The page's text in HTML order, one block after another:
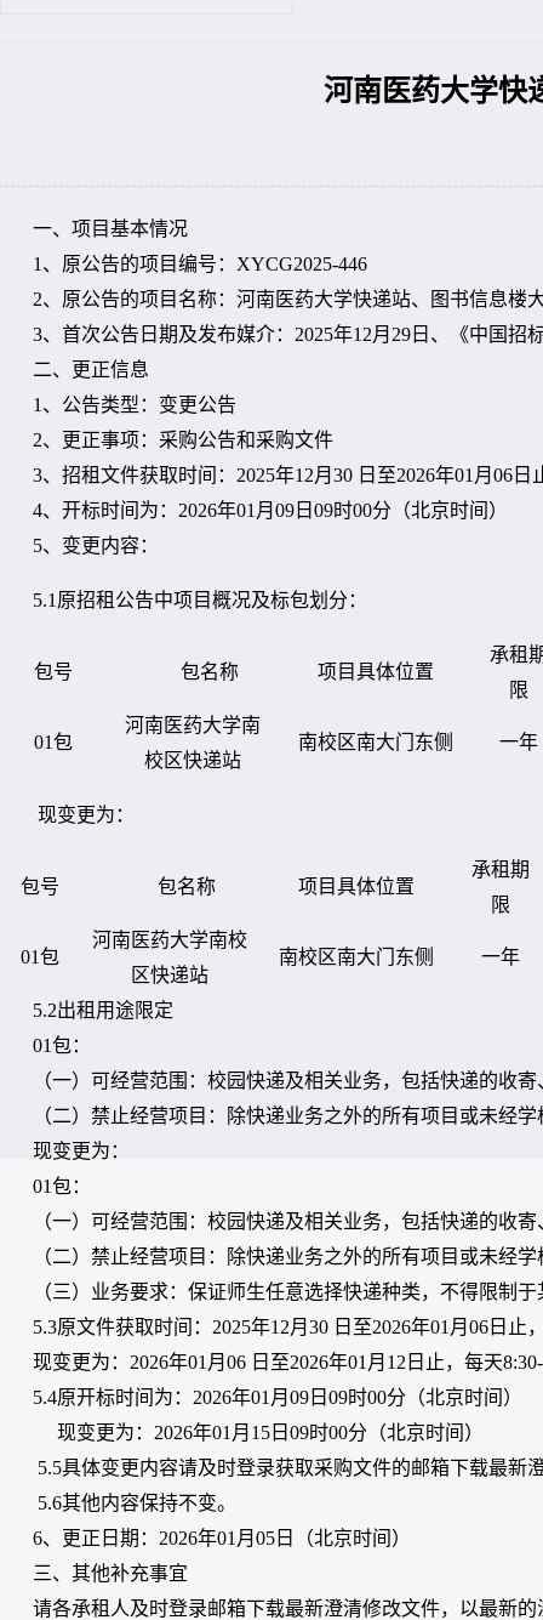
河南医药大学快
一、项目基本情况
1、原公告的项目编号：XYCG2025-446
2、原公告的项目名称：河南医药大学快递站、图书信息楼
3、首次公告日期及发布媒介：2025年12月29日、《中国
二、更正信息
1、公告类型：变更公告
2、更正事项：采购公告和采购文件
3、 招租文件获取时间： 2025年12月30 日至2026年01月06日
4、开标时间为：2026年01月09日09时00分（北京时间）
5、变更内容：
5.1原招租公告中项目概况及标包划分：
包号 包名称 项目具体位置
承租
限
01包
河南医药大学南
校区快递站
南校区南大门东侧 一年
现变更为：
包号 包名称 项目具体位置
承租期
限
01包
河南医药大学南校
区快递站
南校区南大门东侧 一年
5.2出租用途限定
01包：
（一）可经营范围：校园快递及相关业务，包括快递的收
（二）禁止经营项目：除快递业务之外的所有项目或未经
现变更为：
01包：
（一）可经营范围：校园快递及相关业务，包括快递的收
（二）禁止经营项目：除快递业务之外的所有项目或未经
（三）业务要求：保证师生任意选择快递种类，不得限制
5.3原文件获取时间： 2025年12月30 日至2026年01月06日 止
现变更为： 2026年01月 06 日至2026年01月 12 日止，每天
5.4原开标时间为： 2026年01月09日09时00分（北京时间）
现变更为： 2026年01月 15 日 09时00分（北京时间）
5.5具体变更内容请及时登录获取采购文件的邮箱下载最新
5.6其他内容保持不变。
6、更正日期：2026年01 月 05 日（北京时间）
三、其他补充事宜
请各承租 人及时登录邮箱下载最新澄清修改文件，以最新